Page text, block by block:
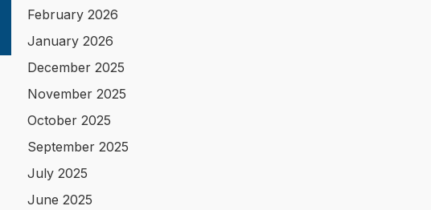
February 2026
January 2026
December 2025
November 2025
October 2025
September 2025
July 2025
June 2025